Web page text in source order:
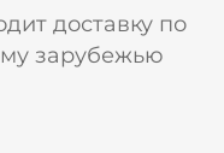
доставку по
зарубежью